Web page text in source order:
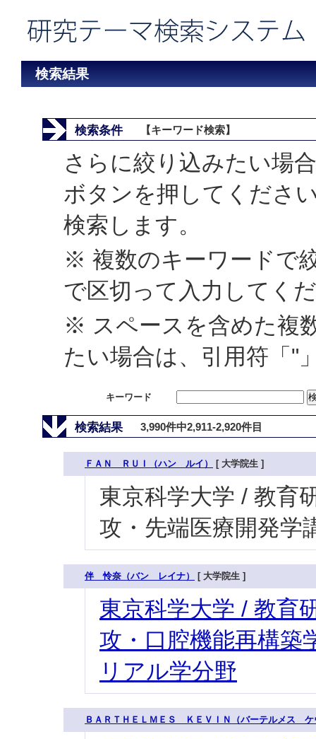
検索結果
検索条件 【キーワード検索】
さらに絞り込みたい場
ボタンを押してくださ
検索します。
※ 複数のキーワードで
で区切って入力してく
※ スペースを含めた複
たい場合は、引用符「"
キーワード
検索結果 3,990件中2,911-2,920件目
ＦＡＮ ＲＵＩ（ハン ルイ） [ 大学院生 ]
東京科学大学 / 教育
攻・先端医療開発学
伴 怜奈（バン レイナ） [ 大学院生 ]
東京科学大学 / 教育
攻・口腔機能再構築
リアル学分野
ＢＡＲＴＨＥＬＭＥＳ ＫＥＶＩＮ（バーテルメス ケ